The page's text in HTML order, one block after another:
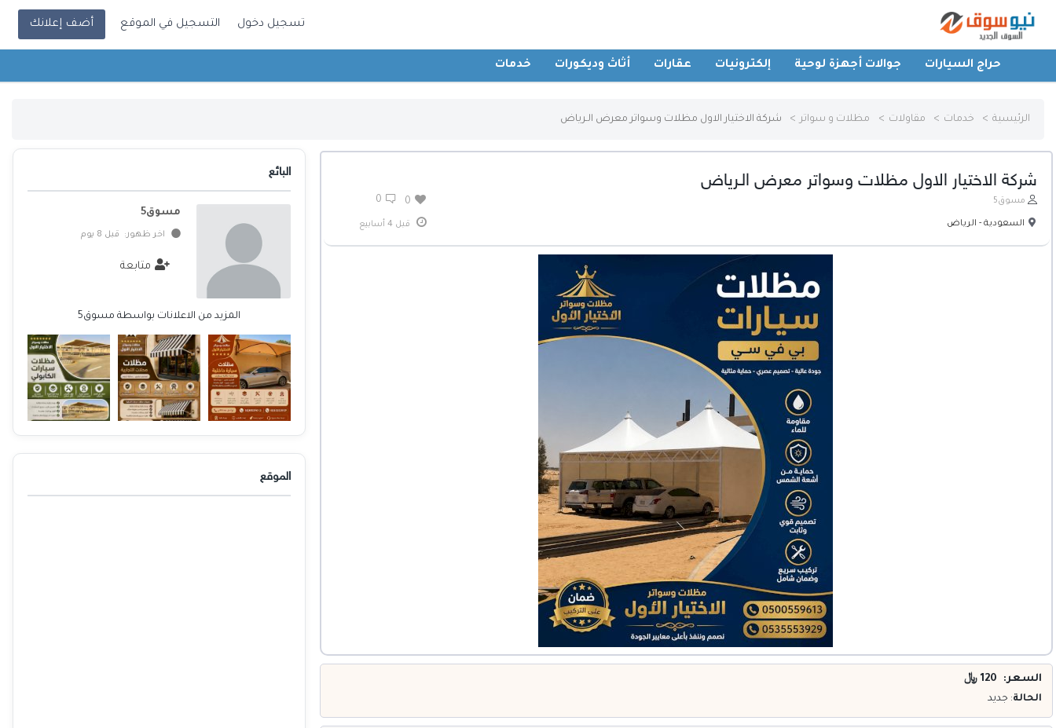
تسجيل دخول التسجيل في الموقع أضف إعلانك
حراج السيارات جوالات أجهزة لوحية إلكترونيات عقارات أثاث وديكورات خدمات
جوالات أجهزة لوحية
إلكترونيات
الرئيسية خدمات مقاولات مظلات و سواتر شركة الاختيار الاول مظلات وسواتر معرض الـرياض
شركة الاختيار الاول مظلات وسواتر معرض الـرياض
مسوق5 0 0
قبل 4 أسابيع
السعر: 120 ﷼
الحالة: جديد
البائع
مسوق5
اخر ظهور: قبل 8 يوم
متابعة
المزيد من الاعلانات بواسطة مسوق5
الموقع